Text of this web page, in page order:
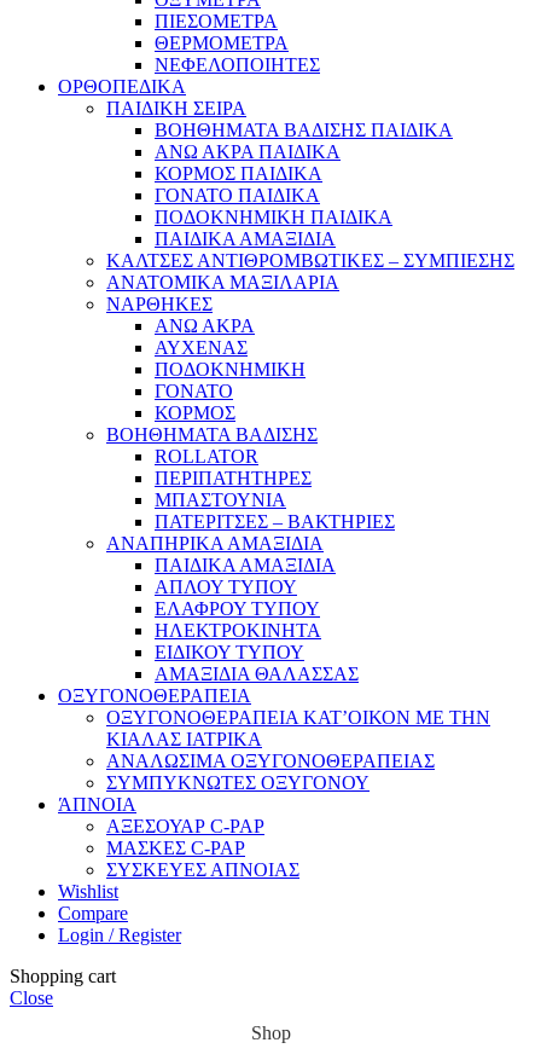
ΠΙΕΣΟΜΕΤΡΑ
ΘΕΡΜΟΜΕΤΡΑ
ΝΕΦΕΛΟΠΟΙΗΤΕΣ
ΟΡΘΟΠΕΔΙΚΑ
ΠΑΙΔΙΚΗ ΣΕΙΡΑ
ΒΟΗΘΗΜΑΤΑ ΒΑΔΙΣΗΣ ΠΑΙΔΙΚΑ
ΑΝΩ ΑΚΡΑ ΠΑΙΔΙΚΑ
ΚΟΡΜΟΣ ΠΑΙΔΙΚΑ
ΓΟΝΑΤΟ ΠΑΙΔΙΚΑ
ΠΟΔΟΚΝΗΜΙΚΗ ΠΑΙΔΙΚΑ
ΠΑΙΔΙΚΑ ΑΜΑΞΙΔΙΑ
ΚΑΛΤΣΕΣ ΑΝΤΙΘΡΟΜΒΩΤΙΚΕΣ – ΣΥΜΠΙΕΣΗΣ
ΑΝΑΤΟΜΙΚΑ ΜΑΞΙΛΑΡΙΑ
ΝΑΡΘΗΚΕΣ
ΑΝΩ ΑΚΡΑ
ΑΥΧΕΝΑΣ
ΠΟΔΟΚΝΗΜΙΚΗ
ΓΟΝΑΤΟ
ΚΟΡΜΟΣ
ΒΟΗΘΗΜΑΤΑ ΒΑΔΙΣΗΣ
ROLLATOR
ΠΕΡΙΠΑΤΗΤΗΡΕΣ
ΜΠΑΣΤΟΥΝΙΑ
ΠΑΤΕΡΙΤΣΕΣ – ΒΑΚΤΗΡΙΕΣ
ΑΝΑΠΗΡΙΚΑ ΑΜΑΞΙΔΙΑ
ΠΑΙΔΙΚΑ ΑΜΑΞΙΔΙΑ
ΑΠΛΟΥ ΤΥΠΟΥ
ΕΛΑΦΡΟΥ ΤΥΠΟΥ
ΗΛΕΚΤΡΟΚΙΝΗΤΑ
ΕΙΔΙΚΟΥ ΤΥΠΟΥ
ΑΜΑΞΙΔΙΑ ΘΑΛΑΣΣΑΣ
ΟΞΥΓΟΝΟΘΕΡΑΠΕΙΑ
ΟΞΥΓΟΝΟΘΕΡΑΠΕΙΑ ΚΑΤ’ΟΙΚΟΝ ΜΕ ΤΗΝ
ΚΙΑΛΑΣ ΙΑΤΡΙΚΑ
ΑΝΑΛΩΣΙΜΑ ΟΞΥΓΟΝΟΘΕΡΑΠΕΙΑΣ
ΣΥΜΠΥΚΝΩΤΕΣ ΟΞΥΓΟΝΟΥ
ΆΠΝΟΙΑ
ΑΞΕΣΟΥΑΡ C-PAP
ΜΑΣΚΕΣ C-PAP
ΣΥΣΚΕΥΕΣ ΑΠΝΟΙΑΣ
Wishlist
Compare
Login / Register
Shopping cart
Close
Shop